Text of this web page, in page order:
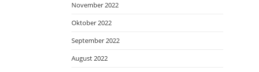
November 2022
Oktober 2022
September 2022
August 2022